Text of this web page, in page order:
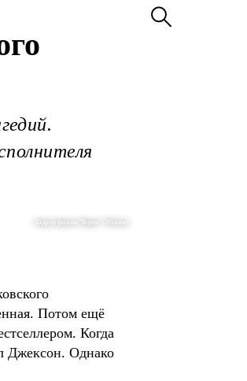
Кадр из фильма "Ворон" / Miramax
Потом ещё
Когда
Джексон. Однако